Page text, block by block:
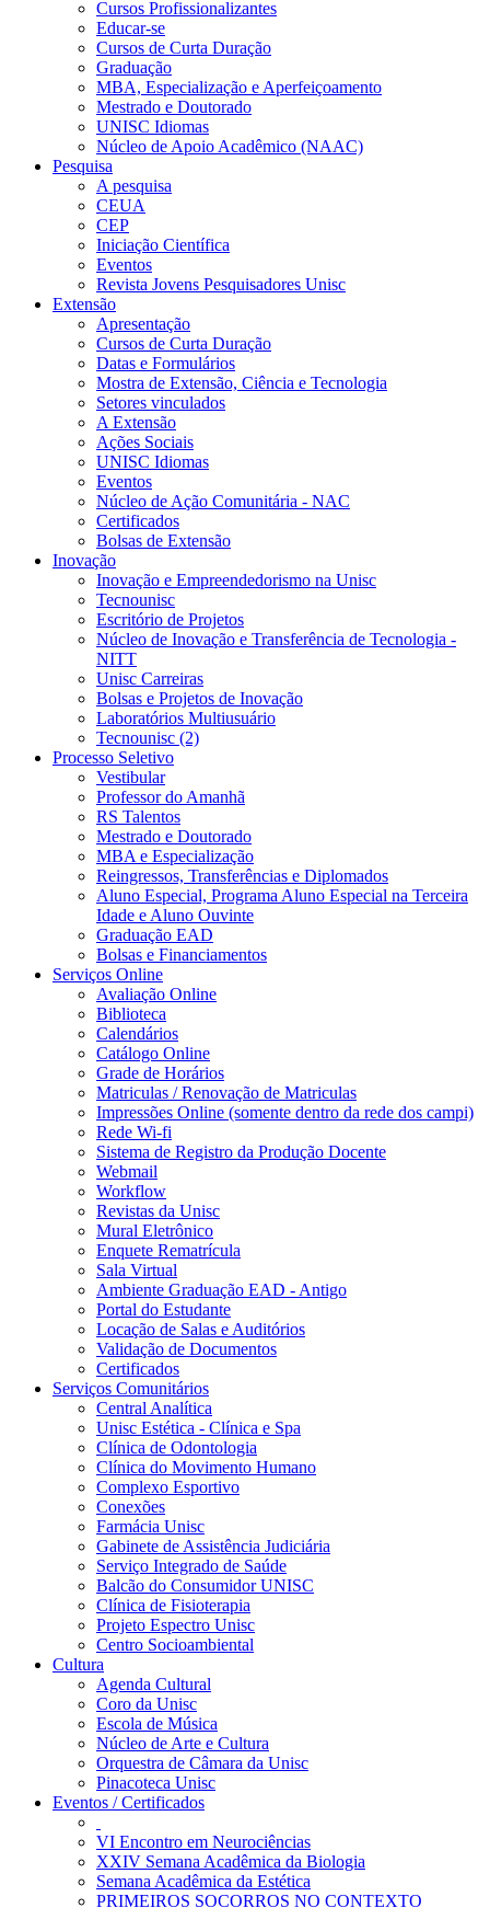
Cursos Profissionalizantes
Educar-se
Cursos de Curta Duração
Graduação
MBA, Especialização e Aperfeiçoamento
Mestrado e Doutorado
UNISC Idiomas
Núcleo de Apoio Acadêmico (NAAC)
Pesquisa
A pesquisa
CEUA
CEP
Iniciação Científica
Eventos
Revista Jovens Pesquisadores Unisc
Extensão
Apresentação
Cursos de Curta Duração
Datas e Formulários
Mostra de Extensão, Ciência e Tecnologia
Setores vinculados
A Extensão
Ações Sociais
UNISC Idiomas
Eventos
Núcleo de Ação Comunitária - NAC
Certificados
Bolsas de Extensão
Inovação
Inovação e Empreendedorismo na Unisc
Tecnounisc
Escritório de Projetos
Núcleo de Inovação e Transferência de Tecnologia -
NITT
Unisc Carreiras
Bolsas e Projetos de Inovação
Laboratórios Multiusuário
Tecnounisc (2)
Processo Seletivo
Vestibular
Professor do Amanhã
RS Talentos
Mestrado e Doutorado
MBA e Especialização
Reingressos, Transferências e Diplomados
Aluno Especial, Programa Aluno Especial na Terceira
Idade e Aluno Ouvinte
Graduação EAD
Bolsas e Financiamentos
Serviços Online
Avaliação Online
Biblioteca
Calendários
Catálogo Online
Grade de Horários
Matriculas / Renovação de Matriculas
Impressões Online (somente dentro da rede dos campi)
Rede Wi-fi
Sistema de Registro da Produção Docente
Webmail
Workflow
Revistas da Unisc
Mural Eletrônico
Enquete Rematrícula
Sala Virtual
Ambiente Graduação EAD - Antigo
Portal do Estudante
Locação de Salas e Auditórios
Validação de Documentos
Certificados
Serviços Comunitários
Central Analítica
Unisc Estética - Clínica e Spa
Clínica de Odontologia
Clínica do Movimento Humano
Complexo Esportivo
Conexões
Farmácia Unisc
Gabinete de Assistência Judiciária
Serviço Integrado de Saúde
Balcão do Consumidor UNISC
Clínica de Fisioterapia
Projeto Espectro Unisc
Centro Socioambiental
Cultura
Agenda Cultural
Coro da Unisc
Escola de Música
Núcleo de Arte e Cultura
Orquestra de Câmara da Unisc
Pinacoteca Unisc
Eventos / Certificados
VI Encontro em Neurociências
XXIV Semana Acadêmica da Biologia
Semana Acadêmica da Estética
PRIMEIROS SOCORROS NO CONTEXTO